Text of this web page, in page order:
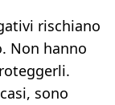
rischiano
Non hanno
sono